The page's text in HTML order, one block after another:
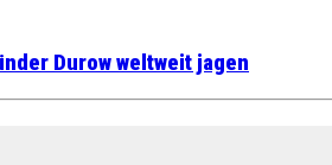
Durow weltweit jagen